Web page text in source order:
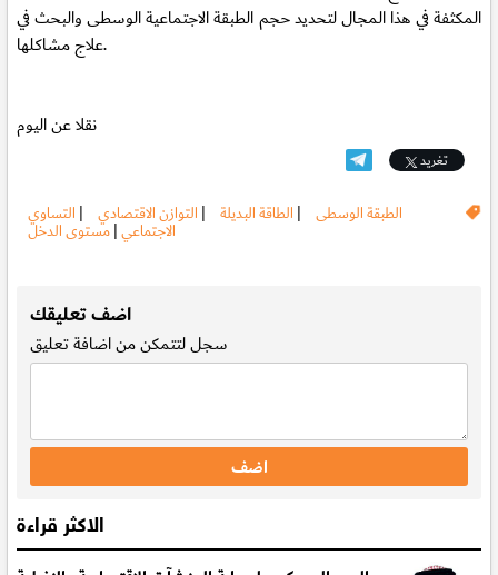
المكثفة في هذا المجال لتحديد حجم الطبقة الاجتماعية الوسطى والبحث في
علاج مشاكلها.
نقلا عن اليوم
تغريد
الطبقة الوسطى | الطاقة البديلة | التوازن الاقتصادي | التساوي
الاجتماعي|مستوى الدخل
اضف تعليقك
سجللتتمكن من اضافة تعليق
الاكثر قراءة